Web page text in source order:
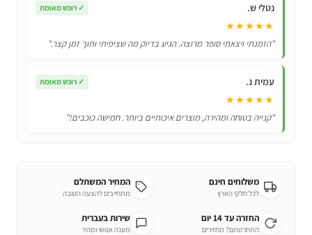
נטלי ש. ✓ רוכש מאומת
★★★★★
"הזמנתי ויצאתי סופר מרוצה. הגיע בדיוק מה שציפיתי ותוך זמן קצר."
עמית נ. ✓ רוכש מאומת
★★★★★
"קנייה בטוחה ומהירה, מוצרים איכותיים ביותר. חמישה כוכבים!"
משלוחים חינם
לכל חלקי הארץ
המחיר המשתלם
מתחייבים להצעה הטובה
החזרה עד 14 יום
התחרטתם? מחזירים
שירות בעברית
מענה אנושי ומהיר